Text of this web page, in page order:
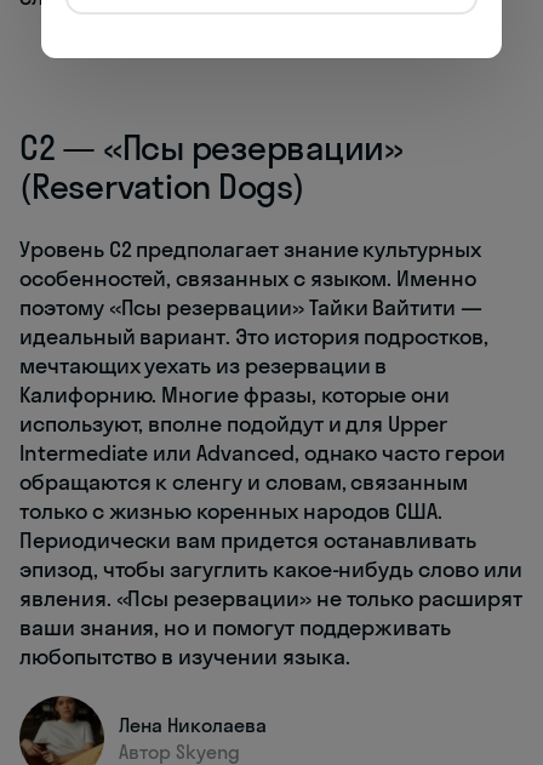
C2 — «Псы резервации»
(Reservation Dogs)
Уровень C2 предполагает знание культурных
особенностей, связанных с языком. Именно
поэтому «Псы резервации» Тайки Вайтити —
идеальный вариант. Это история подростков,
мечтающих уехать из резервации в
Калифорнию. Многие фразы, которые они
используют, вполне подойдут и для Upper
Intermediate или Advanced, однако часто герои
обращаются к сленгу и словам, связанным
только с жизнью коренных народов США.
Периодически вам придется останавливать
эпизод, чтобы загуглить какое-нибудь слово или
явления. «Псы резервации» не только расширят
ваши знания, но и помогут поддерживать
любопытство в изучении языка.
Лена Николаева
Автор Skyeng